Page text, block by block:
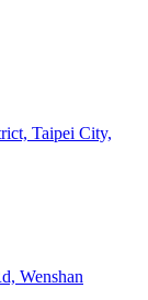
Taipei City,
Wenshan